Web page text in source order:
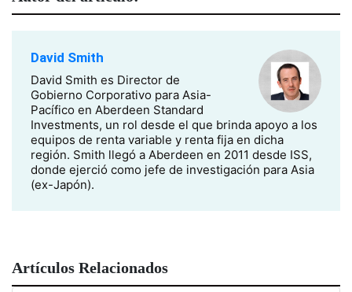
David Smith
David Smith es Director de
Gobierno Corporativo para Asia-
Pacífico en Aberdeen Standard
Investments, un rol desde el que brinda apoyo a los
equipos de renta variable y renta fija en dicha
región. Smith llegó a Aberdeen en 2011 desde ISS,
donde ejerció como jefe de investigación para Asia
(ex-Japón).
Artículos Relacionados